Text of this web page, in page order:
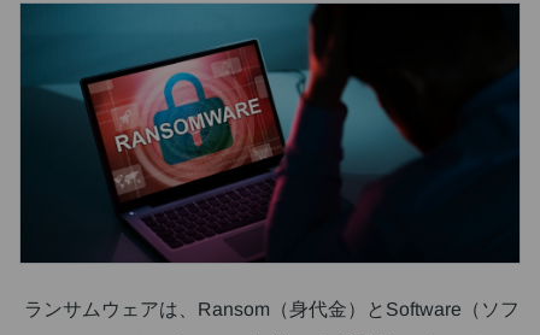
ランサムウェアは、Ransom（身代金）とSoftware（ソフ